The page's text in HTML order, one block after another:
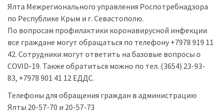
Ялта Межрегионального управления Роспотребнадзора
по Республике Крым и г. Севастополю.
По вопросам профилактики коронавирусной инфекции
все граждане могут обращаться по телефону +7978 919 11
42. Сотрудники могут ответить на базовые вопросы о
COVID-19. Также обратиться можно по тел. (3654) 23-93-
83, +7978 901 41 12 ЕДДС.
Телефоны для обращения граждан в администрацию
Ялты 20-57-70 и 20-57-73